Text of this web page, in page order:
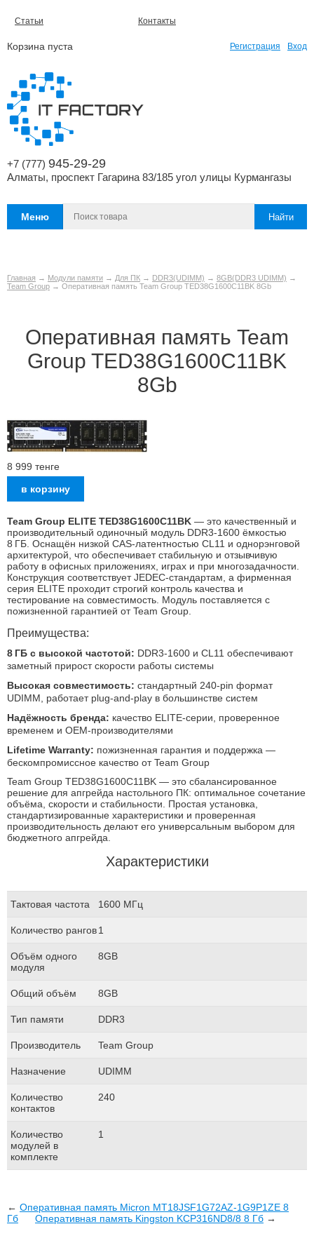
Статьи Контакты
Корзина пуста Регистрация Вход
+7 (777) 945-29-29
Алматы, проспект Гагарина 83/185 угол улицы Курмангазы
Меню
Главная → Модули памяти → Для ПК → DDR3(UDIMM) → 8GB(DDR3 UDIMM) →
Team Group → Оперативная память Team Group TED38G1600C11BK 8Gb
Оперативная память Team
Group TED38G1600C11BK
8Gb
8 999 тенге
Team Group ELITE TED38G1600C11BK — это качественный и
производительный одиночный модуль DDR3‑1600 ёмкостью
8 ГБ. Оснащён низкой CAS‑латентностью CL11 и однорэнговой
архитектурой, что обеспечивает стабильную и отзывчивую
работу в офисных приложениях, играх и при многозадачности.
Конструкция соответствует JEDEC‑стандартам, а фирменная
серия ELITE проходит строгий контроль качества и
тестирование на совместимость. Модуль поставляется с
пожизненной гарантией от Team Group.
Преимущества:
8 ГБ с высокой частотой: DDR3‑1600 и CL11 обеспечивают
заметный прирост скорости работы системы
Высокая совместимость: стандартный 240‑pin формат
UDIMM, работает plug‑and‑play в большинстве систем
Надёжность бренда: качество ELITE‑серии, проверенное
временем и OEM‑производителями
Lifetime Warranty: пожизненная гарантия и поддержка —
бескомпромиссное качество от Team Group
Team Group TED38G1600C11BK — это сбалансированное
решение для апгрейда настольного ПК: оптимальное сочетание
объёма, скорости и стабильности. Простая установка,
стандартизированные характеристики и проверенная
производительность делают его универсальным выбором для
бюджетного апгрейда.
Характеристики
Тактовая частота 1600 МГц
Количество рангов1
Объём одного
модуля
8GB
Общий объём 8GB
Тип памяти DDR3
Производитель Team Group
Назначение UDIMM
Количество
контактов
240
Количество
модулей в
комплекте
1
← Оперативная память Micron MT18JSF1G72AZ-1G9P1ZE 8
Гб
Оперативная память Kingston KCP316ND8/8 8 Гб →